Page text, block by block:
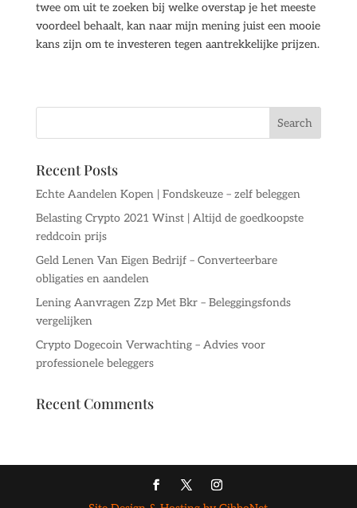
twee om uit te zoeken bij welke overstap je het meeste
voordeel behaalt, kan naar mijn mening juist een mooie
kans zijn om te investeren tegen aantrekkelijke prijzen.
Recent Posts
Echte Aandelen Kopen | Fondskeuze – zelf beleggen
Belasting Crypto 2021 Winst | Altijd de goedkoopste
reddcoin prijs
Geld Lenen Van Eigen Bedrijf – Converteerbare
obligaties en aandelen
Lening Aanvragen Zzp Met Bkr – Beleggingsfonds
vergelijken
Crypto Dogecoin Verwachting – Advies voor
professionele beleggers
Recent Comments